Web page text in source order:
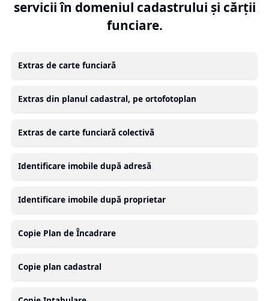
servicii în domeniul cadastrului și cărții
funciare.
Extras de carte funciară
Extras din planul cadastral, pe ortofotoplan
Extras de carte funciară colectivă
Identificare imobile după adresă
Identificare imobile după proprietar
Copie Plan de Încadrare
Copie plan cadastral